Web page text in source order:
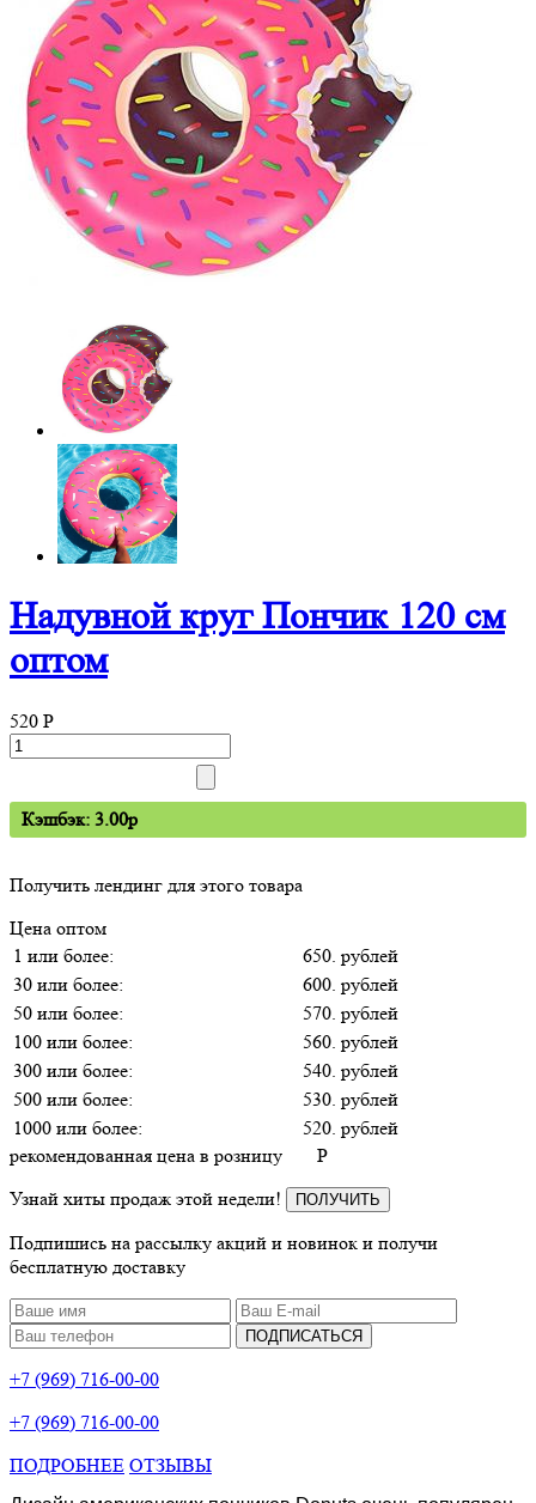
Надувной круг Пончик 120 см
оптом
520 P
Кэшбэк: 3.00p
Получить лендинг для этого товара
Цена оптом
1 или более:
650. рублей
30 или более:
600. рублей
50 или более:
570. рублей
100 или более:
560. рублей
300 или более:
540. рублей
500 или более:
530. рублей
1000 или более:
520. рублей
рекомендованная цена в розницу
P
Узнай хиты продаж этой недели!
ПОЛУЧИТЬ
Подпишись на рассылку акций и новинок и получи
бесплатную доставку
ПОДПИСАТЬСЯ
+7 (969) 716-00-00
+7 (969) 716-00-00
ПОДРОБНЕЕ ОТЗЫВЫ